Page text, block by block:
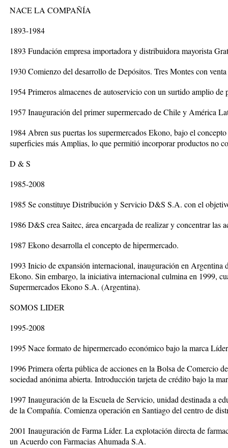
NACE LA COMPAÑÍA
1893-1984
1893 Fundación empresa importadora y distribuidora mayorista
1930 Comienzo del desarrollo de Depósitos. Tres Montes con
1954 Primeros almacenes de autoservicio con un surtido amplio de
1957 Inauguración del primer supermercado de Chile y América
1984 Abren sus puertas los supermercados Ekono, bajo el
superficies más Amplias, lo que permitió incorporar productos no
D & S
1985-2008
1985 Se constituye Distribución y Servicio D&S S.A. con el
1986 D&S crea Saitec, área encargada de realizar y concentrar las
1987 Ekono desarrolla el concepto de hipermercado.
1993 Inicio de expansión internacional, inauguración en Argentina
Ekono. Sin embargo, la iniciativa internacional culmina en 1999,
Supermercados Ekono S.A. (Argentina).
SOMOS LIDER
1995-2008
1995 Nace formato de hipermercado económico bajo la marca
1996 Primera oferta pública de acciones en la Bolsa de Comercio
sociedad anónima abierta. Introducción tarjeta de crédito bajo la
1997 Inauguración de la Escuela de Servicio, unidad destinada a
de la Compañía. Comienza operación en Santiago del centro de
2001 Inauguración de Farma Líder. La explotación directa de
un Acuerdo con Farmacias Ahumada S.A.